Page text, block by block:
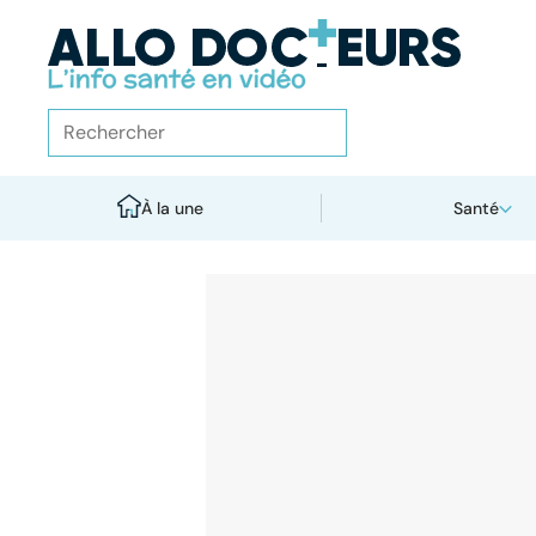
À la une Santé